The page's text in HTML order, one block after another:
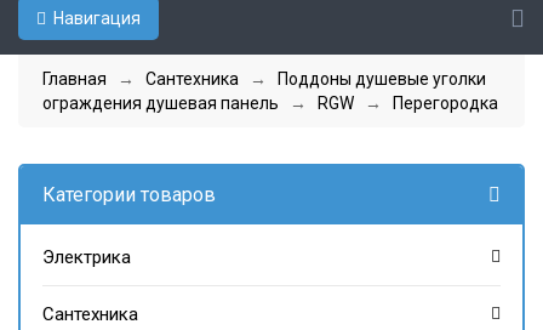
Навигация
Главная → Сантехника →
Поддоны душевые уголки
ограждения душевая панель
→ RGW → Перегородка
Категории товаров
Электрика
Сантехника